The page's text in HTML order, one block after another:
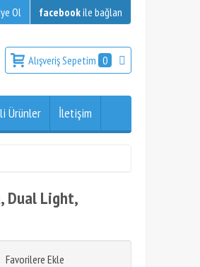
Ol facebookile bağlan
Alışveriş Sepetim 0
Ürünler İletişim
Dual Light,
Favorilere Ekle